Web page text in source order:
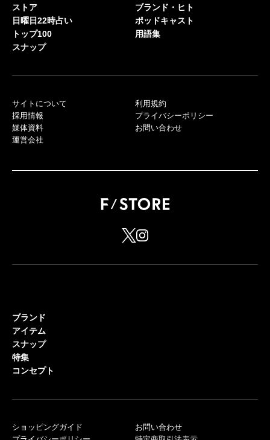
ストア
日曜日22時占い
トップ100
スナップ
ブランド・ヒト
ポッドキャスト
用語集
サイトについて
採用情報
媒体資料
運営会社
利用規約
プライバシーポリシー
お問い合わせ
ブランド
アイテム
スナップ
特集
コンセプト
ショッピングガイド
お問い合わせ